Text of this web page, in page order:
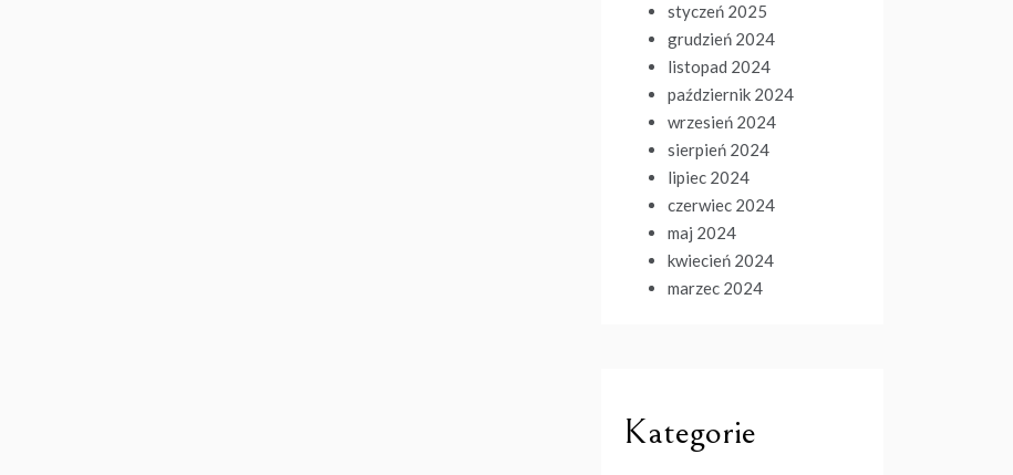
styczeń 2025
grudzień 2024
listopad 2024
październik 2024
wrzesień 2024
sierpień 2024
lipiec 2024
czerwiec 2024
maj 2024
kwiecień 2024
marzec 2024
Kategorie